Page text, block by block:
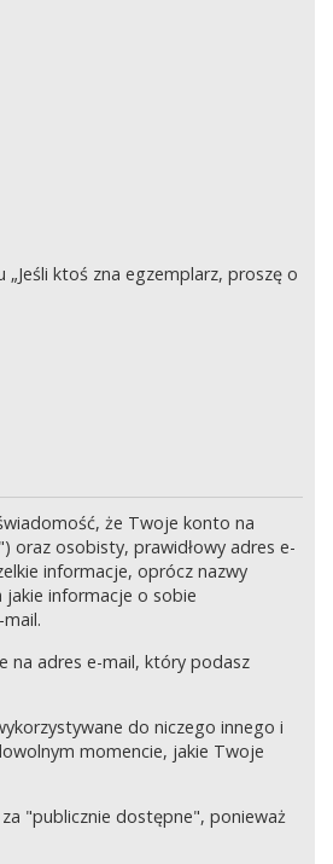
ktoś zna egzemplarz, proszę o
że Twoje konto na
oraz osobisty, prawidłowy adres e-
informacje, oprócz nazwy
jakie informacje o sobie
na adres e-mail, który podasz
do niczego innego i
momencie, jakie Twoje
"publicznie dostępne", ponieważ